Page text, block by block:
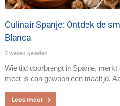
Culinair Spanje: Ontdek de
Blanca
2 weken geleden
Wie tijd doorbrengt in Spanje,
meer is dan gewoon een maaltijd.
Lees meer